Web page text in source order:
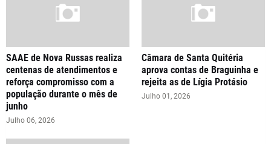
SAAE de Nova Russas realiza
centenas de atendimentos e
reforça compromisso com a
população durante o mês de
junho
Julho 06, 2026
Câmara de Santa Quitéria
aprova contas de Braguinha e
rejeita as de Lígia Protásio
Julho 01, 2026